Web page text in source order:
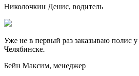
Николочкин Денис, водитель
Уже не в первый раз заказываю полис
Челябинске.
Бейн Максим, менеджер